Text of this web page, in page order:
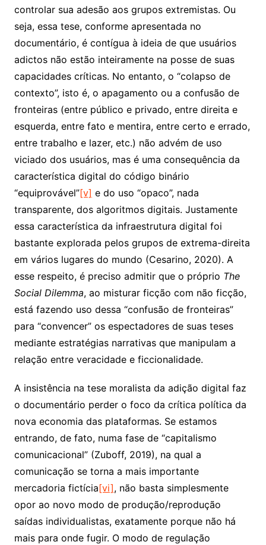
controlar sua adesão aos grupos extremistas. Ou
seja, essa tese, conforme apresentada no
documentário, é contígua à ideia de que usuários
adictos não estão inteiramente na posse de suas
capacidades críticas. No entanto, o “colapso de
contexto”, isto é, o apagamento ou a confusão de
fronteiras (entre público e privado, entre direita e
esquerda, entre fato e mentira, entre certo e errado,
entre trabalho e lazer, etc.) não advém de uso
viciado dos usuários, mas é uma consequência da
característica digital do código binário
“equiprovável”[v] e do uso “opaco”, nada
transparente, dos algoritmos digitais. Justamente
essa característica da infraestrutura digital foi
bastante explorada pelos grupos de extrema-direita
em vários lugares do mundo (Cesarino, 2020). A
esse respeito, é preciso admitir que o próprio The
Social Dilemma, ao misturar ficção com não ficção,
está fazendo uso dessa “confusão de fronteiras”
para “convencer” os espectadores de suas teses
mediante estratégias narrativas que manipulam a
relação entre veracidade e ficcionalidade.
A insistência na tese moralista da adição digital faz
o documentário perder o foco da crítica política da
nova economia das plataformas. Se estamos
entrando, de fato, numa fase de “capitalismo
comunicacional” (Zuboff, 2019), na qual a
comunicação se torna a mais importante
mercadoria fictícia[vi], não basta simplesmente
opor ao novo modo de produção/reprodução
saídas individualistas, exatamente porque não há
mais para onde fugir. O modo de regulação